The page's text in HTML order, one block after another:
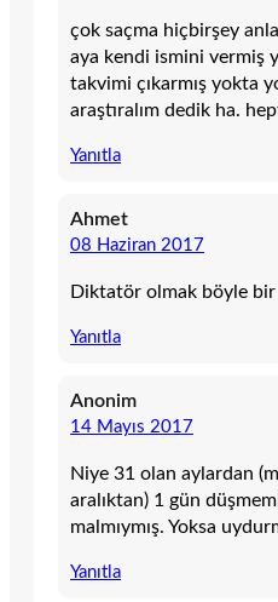
çok saçma hiçbirşey
aya kendi ismini vermiş
takvimi çıkarmış yokta
araştıralım dedik ha.
Yanıtla
Ahmet
08 Haziran 2017
Diktatör olmak böyle bir
Yanıtla
Anonim
14 Mayıs 2017
Niye 31 olan aylardan
aralıktan) 1 gün
malmıymış. Yoksa
Yanıtla